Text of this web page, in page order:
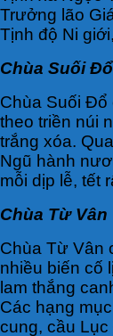
Trưởng lão
Tịnh độ Ni
Chùa Suối Đổ
Chùa Suối Đổ
theo triền núi
trắng xóa.
Ngũ hành
mỗi dịp lễ, tết
Chùa Từ Vân
Chùa Từ Vân
nhiều biến cố
lam thắng
Các hạng
cung, cầu